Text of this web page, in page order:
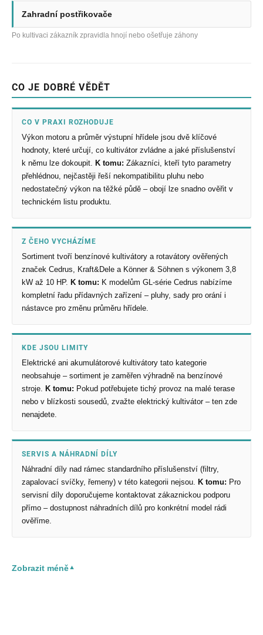
Zahradní postřikovače
Po kultivaci zákazník zpravidla hnojí nebo ošetřuje záhony
CO JE DOBRÉ VĚDĚT
CO V PRAXI ROZHODUJE
Výkon motoru a průměr výstupní hřídele jsou dvě klíčové
hodnoty, které určují, co kultivátor zvládne a jaké příslušenství
k němu lze dokoupit. K tomu: Zákazníci, kteří tyto parametry
přehlédnou, nejčastěji řeší nekompatibilitu pluhu nebo
nedostatečný výkon na těžké půdě – obojí lze snadno ověřit v
technickém listu produktu.
Z ČEHO VYCHÁZÍME
Sortiment tvoří benzínové kultivátory a rotavátory ověřených
značek Cedrus, Kraft&Dele a Könner & Söhnen s výkonem 3,8
kW až 10 HP. K tomu: K modelům GL-série Cedrus nabízíme
kompletní řadu přídavných zařízení – pluhy, sady pro orání i
nástavce pro změnu průměru hřídele.
KDE JSOU LIMITY
Elektrické ani akumulátorové kultivátory tato kategorie
neobsahuje – sortiment je zaměřen výhradně na benzínové
stroje. K tomu: Pokud potřebujete tichý provoz na malé terase
nebo v blízkosti sousedů, zvažte elektrický kultivátor – ten zde
nenajdete.
SERVIS A NÁHRADNÍ DÍLY
Náhradní díly nad rámec standardního příslušenství (filtry,
zapalovací svíčky, řemeny) v této kategorii nejsou. K tomu: Pro
servisní díly doporučujeme kontaktovat zákaznickou podporu
přímo – dostupnost náhradních dílů pro konkrétní model rádi
ověříme.
Zobrazit méně▼